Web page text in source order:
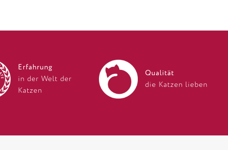
Erfahrung
in der Welt der
Katzen
Qualität
die Katzen lieben